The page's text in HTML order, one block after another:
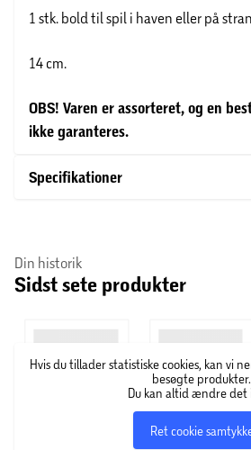
1 stk. bold til spil i haven eller på
14 cm.
OBS! Varen er assorteret, og en
ikke garanteres.
Specifikationer
Din historik
Sidst sete produkter
Hvis du tillader statistiske cookies, kan vi
besøgte produkter.
Du kan altid ændre det
Ret cookie